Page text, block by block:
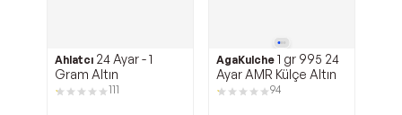
Ahlatcı 24 Ayar - 1
Gram Altın
111
AgaKulche 1 gr 995 24
Ayar AMR Külçe Altın
94